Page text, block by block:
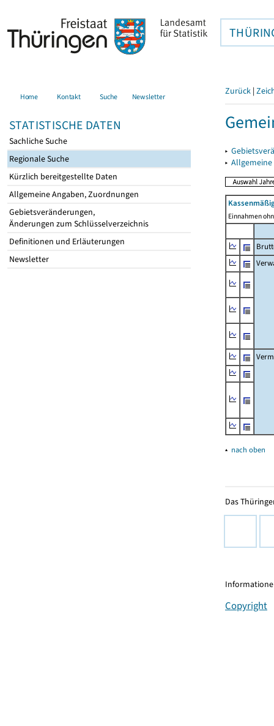
Home Kontakt Suche Newsletter
STATISTISCHE DATEN
Sachliche Suche
Regionale Suche
Kürzlich bereitgestellte Daten
Allgemeine Angaben, Zuordnungen
Gebietsveränderungen,
Änderungen zum Schlüsselverzeichnis
Definitionen und Erläuterungen
Newsletter
Zurück |
▸
▸
Einnahmen
▴ nach oben
Das
Copyright